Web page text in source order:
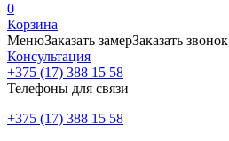
0
Корзина
МенюЗаказать замерЗаказать звонок
Консультация
+375 (17) 388 15 58
Телефоны для связи
+375 (17) 388 15 58